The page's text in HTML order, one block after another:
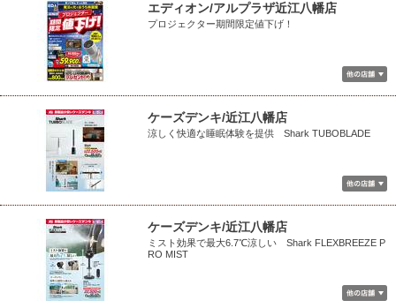
エディオン/アルプラザ近江八幡店
プロジェクター期間限定値下げ！
ケーズデンキ/近江八幡店
涼しく快適な睡眠体験を提供 Shark TUBOBLADE
ケーズデンキ/近江八幡店
ミスト効果で最大6.7℃涼しい Shark FLEXBREEZE P
RO MIST